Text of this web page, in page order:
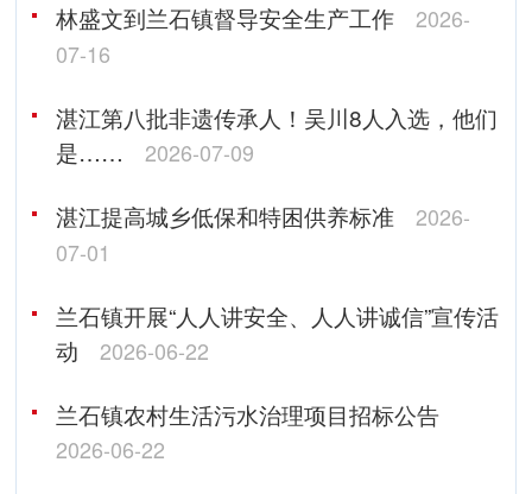
林盛文到兰石镇督导安全生产工作
2026-
07-16
湛江第八批非遗传承人！吴川8人入选，他们
是……
2026-07-09
湛江提高城乡低保和特困供养标准
2026-
07-01
兰石镇开展“人人讲安全、人人讲诚信”宣传活
动
2026-06-22
兰石镇农村生活污水治理项目招标公告
2026-06-22